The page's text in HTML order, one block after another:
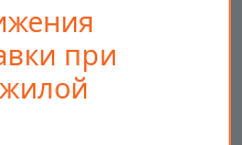
при